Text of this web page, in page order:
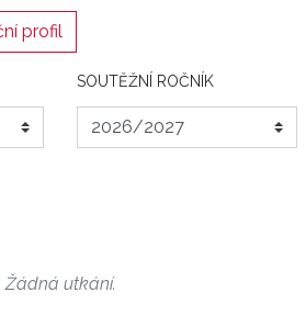
profil
SOUTĚŽNÍ ROČNÍK
Žádná utkání.